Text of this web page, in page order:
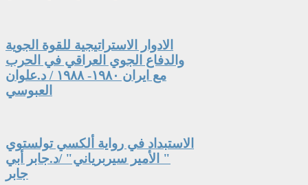
الادوار الاستراتيجية للقوة الجوية
والدفاع الجوي العراقي في الحرب
مع ايران ١٩٨٠- ١٩٨٨ / د.علوان
العبوسي
الاستبداد في رواية ألكسي تولستوي
" الأمير سيربرياني" /د.جابر أبي
جابر